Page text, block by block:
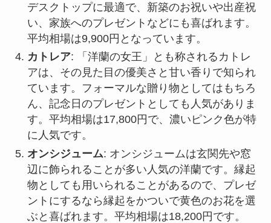
デスクトップに最適で、新築のお祝いや出産祝
い、家族へのプレゼントなどにも喜ばれます。
平均相場は9,900円となっています。
カトレア: 「洋蘭の女王」とも称されるカトレ
アは、その見た目の優美さと甘い香りで知られ
ています。フォーマルな贈り物としてはもちろ
ん、記念日のプレゼントとしても人気がありま
す。平均相場は17,800円で、濃いピンク色が特
に人気です。
オンシジューム: オンシジュームは玄関先や窓
辺に飾られることが多い人気の洋蘭です。縁起
物としても用いられることがあるので、プレゼ
ントにするなら縁起をかついで黄色のお花を選
ぶと喜ばれます。平均相場は18,200円です。